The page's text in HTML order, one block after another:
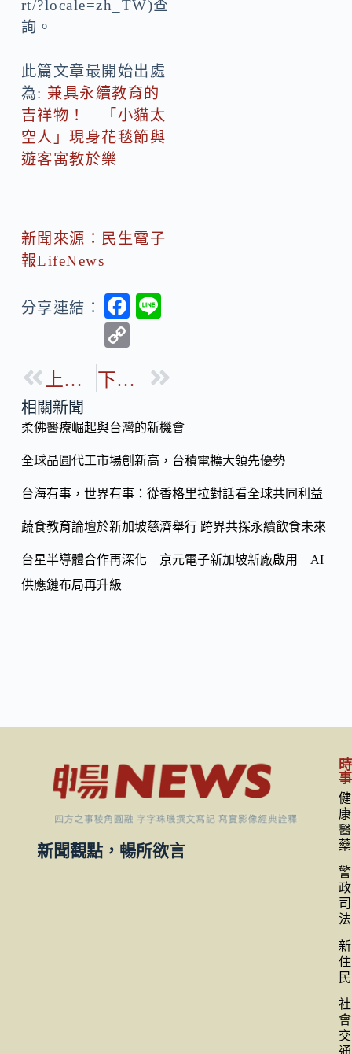
rt/?locale=zh_TW)查
詢。
此篇文章最開始出處
為: 兼具永續教育的
吉祥物！ 「小貓太
空人」現身花毯節與
遊客寓教於樂
新聞來源：民生電子
報LifeNews
分享連結：
F
b
o
k
p
Li
n
k
上一篇 下一篇
相關新聞
柔佛醫療崛起與台灣的新機會
全球晶圓代工市場創新高，台積電擴大領先優勢
台海有事，世界有事：從香格里拉對話看全球共同利益
蔬食教育論壇於新加坡慈濟舉行 跨界共探永續飲食未來
台星半導體合作再深化 京元電子新加坡新廠啟用 AI
供應鏈布局再升級
新聞觀點，暢所欲言
時
事
健
康
醫
藥
警
政
司
法
新
住
民
社
會
交
通